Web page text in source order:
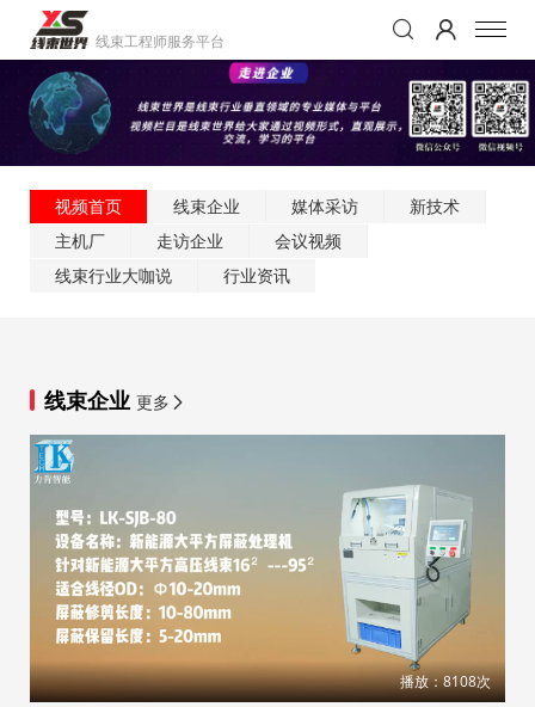
线束工程师服务平台
视频首页 线束企业 媒体采访
新技术
主机厂
走访企业
会议视频
线束行业大咖说
行业资讯
线束企业 更多
播放：8108次